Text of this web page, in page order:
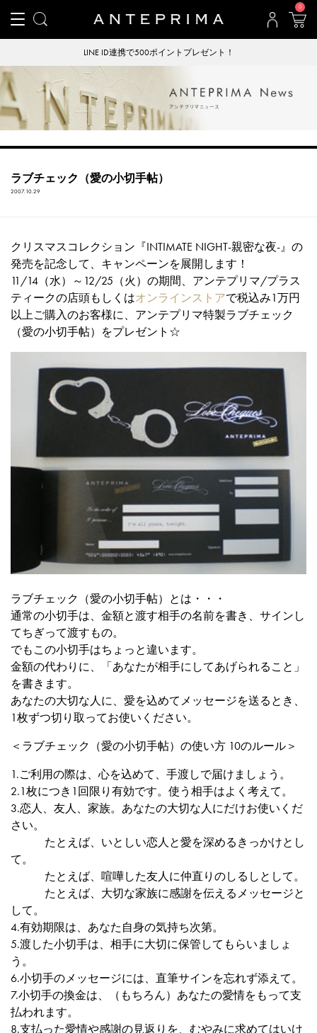
0
LINE ID連携で500ポイントプレゼント！
ラブチェック（愛の小切手帖）
2007.10.29
クリスマスコレクション『INTIMATE NIGHT-親密な夜-』の
発売を記念して、キャンペーンを展開します！
11/14（水）～12/25（火）の期間、アンテプリマ/プラス
ティークの店頭もしくはオンラインストアで税込み1万円
以上ご購入のお客様に、アンテプリマ特製ラブチェック
（愛の小切手帖）をプレゼント☆
ラブチェック（愛の小切手帖）とは・・・
通常の小切手は、金額と渡す相手の名前を書き、サインし
てちぎって渡すもの。
でもこの小切手はちょっと違います。
金額の代わりに、「あなたが相手にしてあげられること」
を書きます。
あなたの大切な人に、愛を込めてメッセージを送るとき、
1枚ずつ切り取ってお使いください。
＜ラブチェック（愛の小切手帖）の使い方 10のルール＞
1.ご利用の際は、心を込めて、手渡しで届けましょう。
2.1枚につき1回限り有効です。使う相手はよく考えて。
3.恋人、友人、家族。あなたの大切な人にだけお使いくだ
さい。
たとえば、いとしい恋人と愛を深めるきっかけとし
て。
たとえば、喧嘩した友人に仲直りのしるしとして。
たとえば、大切な家族に感謝を伝えるメッセージと
して。
4.有効期限は、あなた自身の気持ち次第。
5.渡した小切手は、相手に大切に保管してもらいましょ
う。
6.小切手のメッセージには、直筆サインを忘れず添えて。
7.小切手の換金は、（もちろん）あなたの愛情をもって支
払われます。
8.支払った愛情や感謝の見返りを、むやみに求めてはいけ